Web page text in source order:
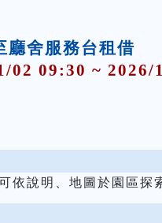
廳舍服務台租借
02 09:30 ~ 2026/
依說明、地圖於園區探